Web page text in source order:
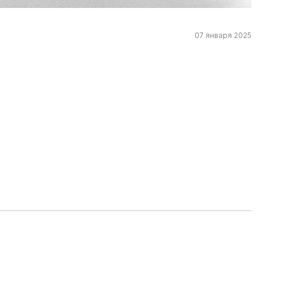
07 января 2025